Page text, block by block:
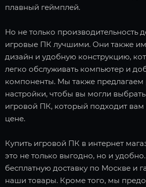
плавный геймплей.
Но не только производительность
игровые ПК лучшими. Они также
дизайн и удобную конструкцию,
легко обслуживать компьютер и
компоненты. Мы также
настройки, чтобы вы могли
игровой ПК, который подходит
цене.
Купить игровой ПК в интернет
это не только выгодно, но и
бесплатную доставку по Москве и
наши товары. Кроме того, мы